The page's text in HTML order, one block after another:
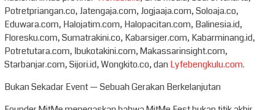
Potretpriangan.co, Jatengaja.com, Jogjaaja.com, Soloaja.co,
Eduwara.com, Halojatim.com, Halopacitan.com, Balinesia.id,
Floresku.com, Sumatrakini.co, Kabarsiger.com, Kabarminang.id,
Potretutara.com, Ibukotakini.com, Makassarinsight.com,
Starbanjar.com, Sijori.id, Wongkito.co, danLyfebengkulu.com.
Bukan Sekadar Event — Sebuah Gerakan Berkelanjutan